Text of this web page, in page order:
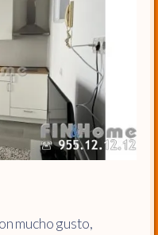
mucho gusto,